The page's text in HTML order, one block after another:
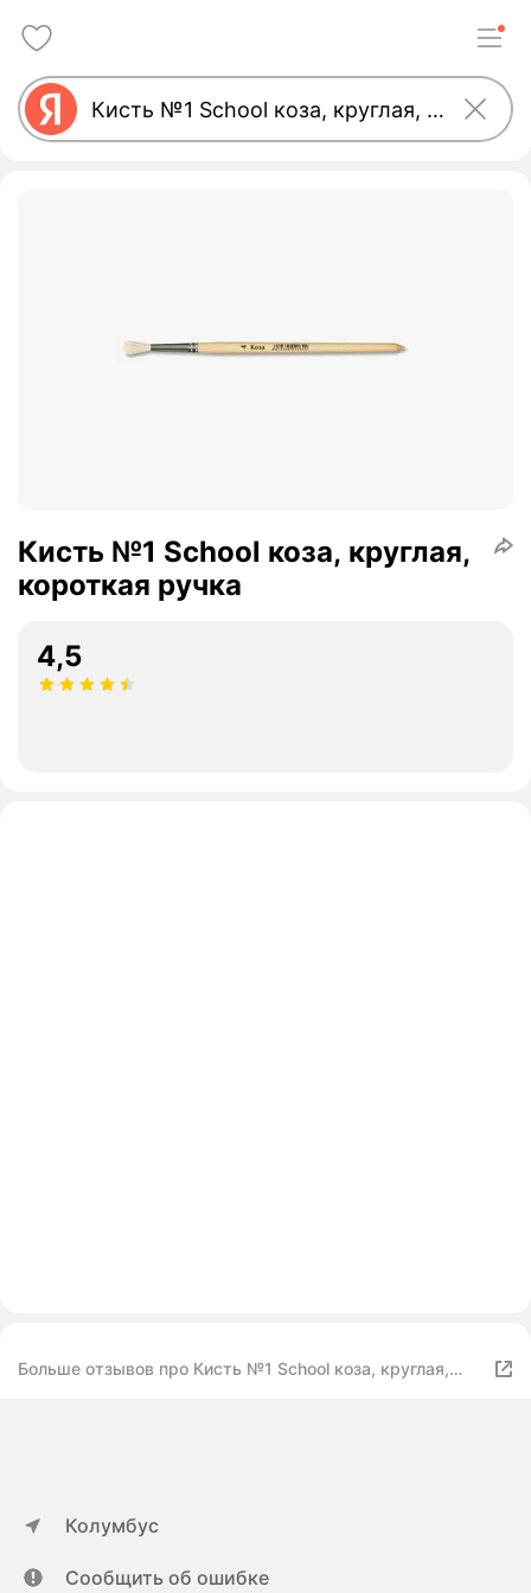
Кисть №1 School коза, круглая,
короткая ручка
4,5
Больше отзывов про Кисть №1 School коза, круглая,
Колумбус
Сообщить об ошибке